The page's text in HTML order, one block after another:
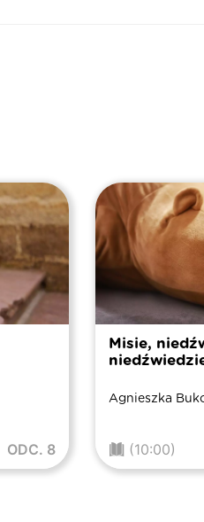
ODC. 8
Misie,
Agnieszka
(10:00)